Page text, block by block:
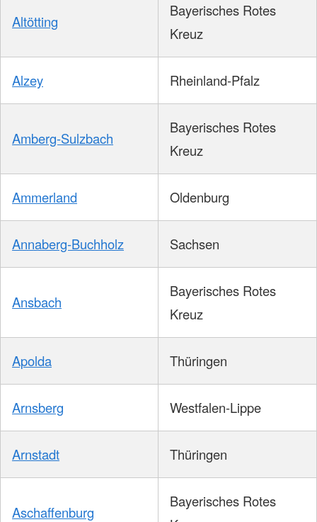
Altötting
Bayerisches Rotes
Kreuz
Alzey Rheinland-Pfalz
Amberg-Sulzbach
Bayerisches Rotes
Kreuz
Ammerland Oldenburg
Annaberg-Buchholz Sachsen
Ansbach
Bayerisches Rotes
Kreuz
Apolda Thüringen
Arnsberg Westfalen-Lippe
Arnstadt Thüringen
Aschaffenburg
Bayerisches Rotes